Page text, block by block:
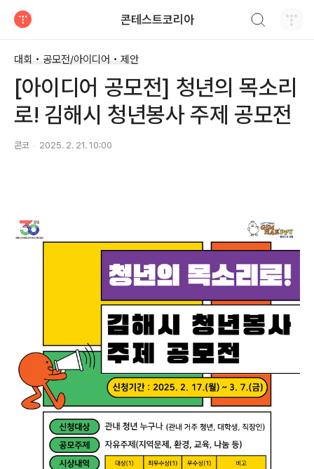
콘테스트코리아
대회 • 공모전/아이디어 • 제안
[아이디어 공모전] 청년의 목소리
로! 김해시 청년봉사 주제 공모전
콘코 2025. 2. 21. 10:00